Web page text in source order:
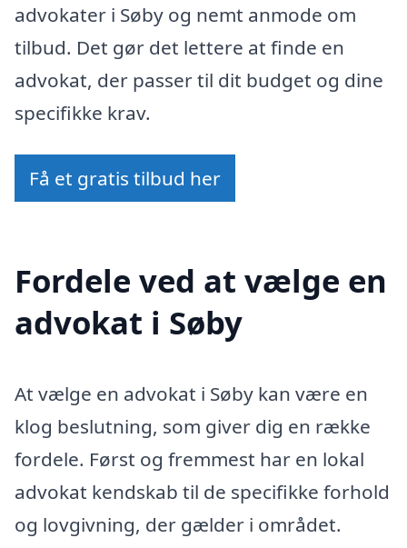
advokater i Søby og nemt anmode om
tilbud. Det gør det lettere at finde en
advokat, der passer til dit budget og dine
specifikke krav.
Få et gratis tilbud her
Fordele ved at vælge en
advokat i Søby
At vælge en advokat i Søby kan være en
klog beslutning, som giver dig en række
fordele. Først og fremmest har en lokal
advokat kendskab til de specifikke forhold
og lovgivning, der gælder i området.